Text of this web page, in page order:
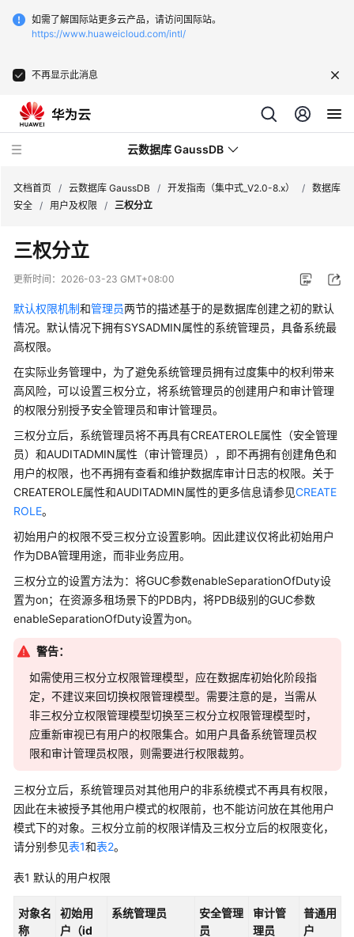
如需了解国际站更多云产品，请访问国际站。
https://www.huaweicloud.com/intl/
不再显示此消息
云数据库 GaussDB
最
新
动
服
务
告
产
品
介
绍
计
说
明
快
速
入
门
用
户
指
南
发
指
南
发
南
（分
文档首页 / 云数据库 GaussDB / 开发指南（集中式_V2.0-8.x） / 数据库
安全 / 用户及权限 / 三权分立
三权分立
更新时间： 2026-03-23 GMT+08:00
默认权限机制和管理员两节的描述基于的是数据库创建之初的默认
情况。默认情况下拥有SYSADMIN属性的系统管理员，具备系统最
高权限。
在实际业务管理中，为了避免系统管理员拥有过度集中的权利带来
高风险，可以设置三权分立，将系统管理员的创建用户和审计管理
的权限分别授予安全管理员和审计管理员。
三权分立后，系统管理员将不再具有CREATEROLE属性（安全管理
员）和AUDITADMIN属性（审计管理员），即不再拥有创建角色和
用户的权限，也不再拥有查看和维护数据库审计日志的权限。关于
CREATEROLE属性和AUDITADMIN属性的更多信息请参见CREATE
ROLE。
初始用户的权限不受三权分立设置影响。因此建议仅将此初始用户
作为DBA管理用途，而非业务应用。
三权分立的设置方法为：将GUC参数enableSeparationOfDuty设
置为on；在资源多租场景下的PDB内，将PDB级别的GUC参数
enableSeparationOfDuty设置为on。
警告：
如需使用三权分立权限管理模型，应在数据库初始化阶段指
定，不建议来回切换权限管理模型。需要注意的是，当需从
非三权分立权限管理模型切换至三权分立权限管理模型时，
应重新审视已有用户的权限集合。如用户具备系统管理员权
限和审计管理员权限，则需要进行权限裁剪。
三权分立后，系统管理员对其他用户的非系统模式不再具有权限，
因此在未被授予其他用户模式的权限前，也不能访问放在其他用户
模式下的对象。三权分立前的权限详情及三权分立后的权限变化，
请分别参见表1和表2。
表1 默认的用户权限
对象名
称
初始用
户（id
系统管理员
安全管理
员
审计管
理员
普通用
户